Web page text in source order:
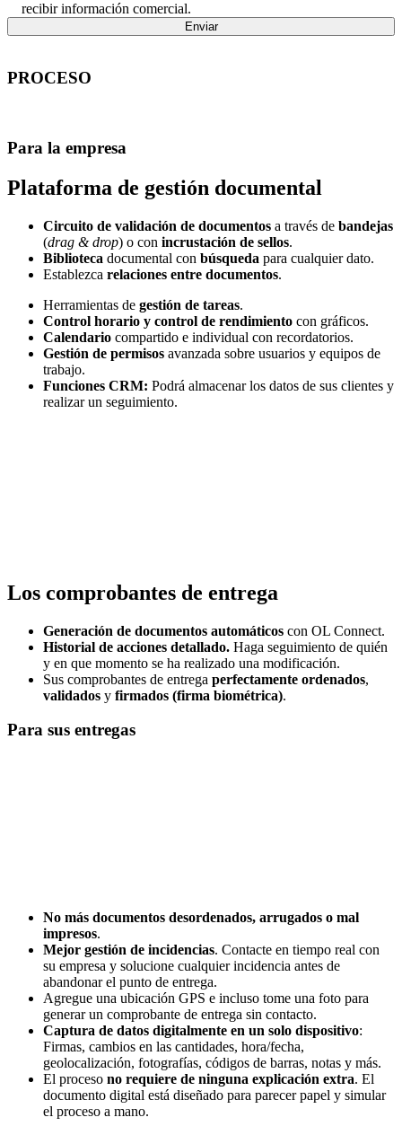
recibir información comercial.
PROCESO
Para la empresa
Plataforma de gestión documental
Circuito de validación de documentos a través de bandejas
(drag & drop) o con incrustación de sellos.
Biblioteca documental con búsqueda para cualquier dato.
Establezca relaciones entre documentos.
Herramientas de gestión de tareas.
Control horario y control de rendimiento con gráficos.
Calendario compartido e individual con recordatorios.
Gestión de permisos avanzada sobre usuarios y equipos de
trabajo.
Funciones CRM: Podrá almacenar los datos de sus clientes y
realizar un seguimiento.
Los comprobantes de entrega
Generación de documentos automáticos con OL Connect.
Historial de acciones detallado. Haga seguimiento de quién
y en que momento se ha realizado una modificación.
Sus comprobantes de entrega perfectamente ordenados,
validados y firmados (firma biométrica).
Para sus entregas
No más documentos desordenados, arrugados o mal
impresos.
Mejor gestión de incidencias. Contacte en tiempo real con
su empresa y solucione cualquier incidencia antes de
abandonar el punto de entrega.
Agregue una ubicación GPS e incluso tome una foto para
generar un comprobante de entrega sin contacto.
Captura de datos digitalmente en un solo dispositivo:
Firmas, cambios en las cantidades, hora/fecha,
geolocalización, fotografías, códigos de barras, notas y más.
El proceso no requiere de ninguna explicación extra. El
documento digital está diseñado para parecer papel y simular
el proceso a mano.